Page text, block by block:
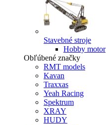
Stavebné stroje
Hobby motor
Obľúbené značky
RMT models
Kavan
Traxxas
Yeah Racing
Spektrum
XRAY
HUDY